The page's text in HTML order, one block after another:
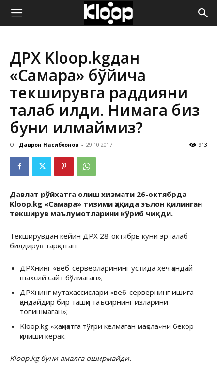
ҚИРҒИЗИСТОН
ЯНГИЛИКЛАРИ
ДРХ Kloop.kgдан
«Самара» бўйича
текширувга раддияни
талаб қилди. Нимага биз
буни қилмаймиз?
От Даврон Насибхонов - 29.10.2017 913
Давлат рўйхатга олиш хизмати 26-октябрда
Kloop.kg «Самара» тизими ҳақида эълон қилинган
текширув маълумотларини кўриб чиқди.
Текширувдан кейин ДРХ 28-октябрь куни эрталаб
билдирув тарқатган:
ДРХнинг «веб-серверларининг устида ҳеч қандай
шахсий сайт бўлмаган»;
ДРХнинг мутахассислари «веб-сервернинг ишига
қандайдир бир ташқи таъсирнинг изларини
топишмаган»;
Kloop.kg «ҳақиқатга тўғри келмаган мақола»ни бекор
қилиши керак.
Kloop.kg буни амалга оширмайди.